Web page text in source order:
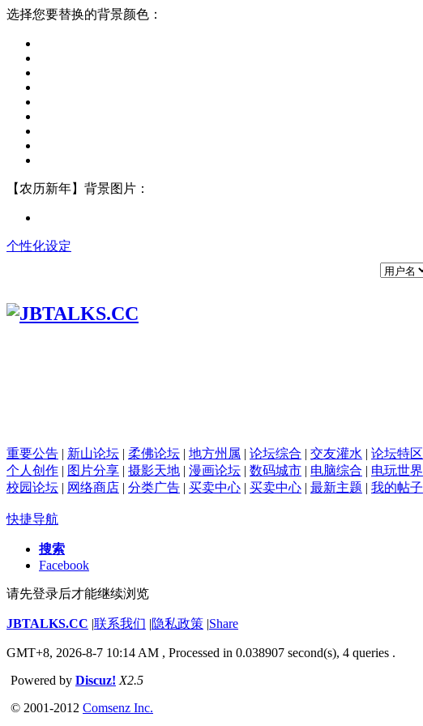
选择您要替换的背景颜色：
【农历新年】背景图片：
个性化设定
重要公告 | 新山论坛 | 柔佛论坛 | 地方州属 | 论坛综合 | 交友灌水 | 论坛特区
个人创作 | 图片分享 | 摄影天地 | 漫画论坛 | 数码城市 | 电脑综合 | 电玩世界
校园论坛 | 网络商店 | 分类广告 | 买卖中心 | 买卖中心 | 最新主题 | 我的帖子
快捷导航
搜索
Facebook
请先登录后才能继续浏览
JBTALKS.CC |联系我们 |隐私政策 |Share
GMT+8, 2026-8-7 10:14 AM , Processed in 0.038907 second(s), 4 queries .
Powered by Discuz! X2.5
© 2001-2012 Comsenz Inc.